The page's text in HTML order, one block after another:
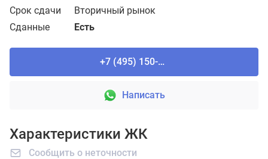
Срок сдачи
Вторичный рынок
Сданные
Есть
+7 (495) 150-90-61
Написать
Характеристики ЖК
Сообщить о неточности